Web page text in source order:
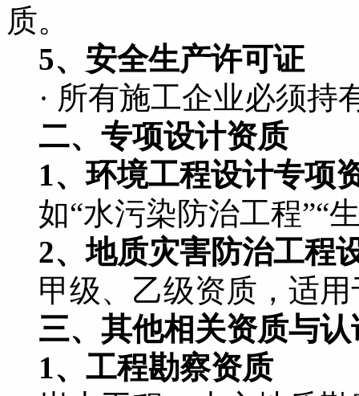
质。
5、安全生产许可证
· 所有施工企业必须持
二、专项设计资质
1、环境工程设计专项
如“水污染防治工程”“
2、地质灾害防治工程
甲级、乙级资质，适用
三、其他相关资质与认
1、工程勘察资质